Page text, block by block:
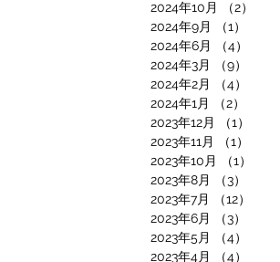
2024年10月 （2）
2024年9月
（1）
2024年6月
（4）
2024年3月
（9）
2024年2月
（4）
2024年1月
（2）
2023年12月
（1）
2023年11月
（1）
2023年10月
（1）
2023年8月
（3）
2023年7月
（12）
2023年6月
（3）
2023年5月
（4）
2023年4月
（4）